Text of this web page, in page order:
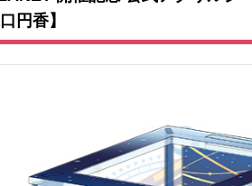
カラーズ
円香】